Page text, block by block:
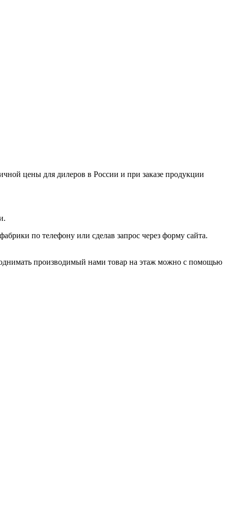
цены для дилеров в России и при заказе продукции
по телефону или сделав запрос через форму сайта.
производимый нами товар на этаж можно с помощью